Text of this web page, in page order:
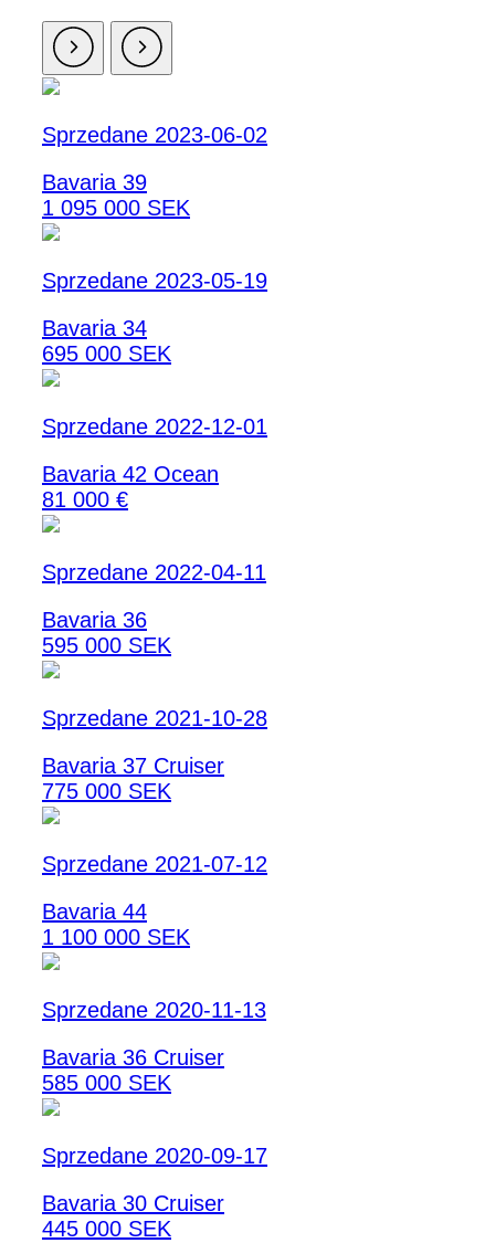
Sprzedane 2023-06-02
Bavaria 39
1 095 000 SEK
Sprzedane 2023-05-19
Bavaria 34
695 000 SEK
Sprzedane 2022-12-01
Bavaria 42 Ocean
81 000 €
Sprzedane 2022-04-11
Bavaria 36
595 000 SEK
Sprzedane 2021-10-28
Bavaria 37 Cruiser
775 000 SEK
Sprzedane 2021-07-12
Bavaria 44
1 100 000 SEK
Sprzedane 2020-11-13
Bavaria 36 Cruiser
585 000 SEK
Sprzedane 2020-09-17
Bavaria 30 Cruiser
445 000 SEK